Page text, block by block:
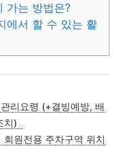
가는 방법은?
에서 할 수 있는 활
리요령 (+결빙예방, 배
치)
원전용 주차구역 위치